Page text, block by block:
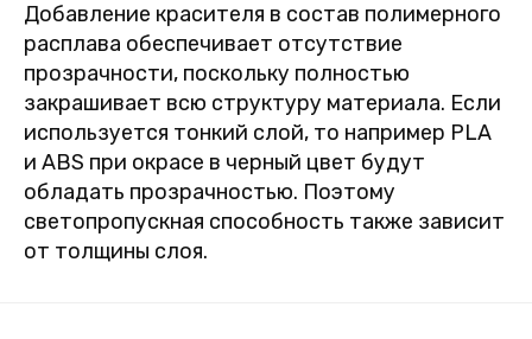
Добавление красителя в состав полимерного
расплава обеспечивает отсутствие
прозрачности, поскольку полностью
закрашивает всю структуру материала. Если
используется тонкий слой, то например PLA
и ABS при окрасе в черный цвет будут
обладать прозрачностью. Поэтому
светопропускная способность также зависит
от толщины слоя.